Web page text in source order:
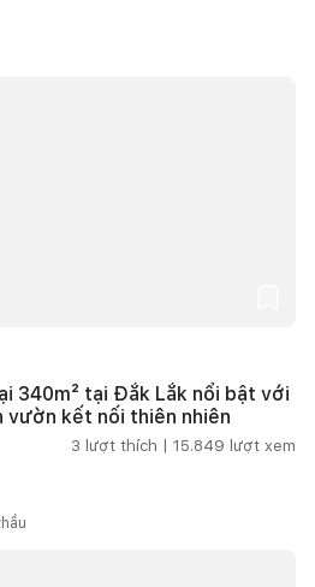
340m² tại Đắk Lắk nổi bật với
vườn kết nối thiên nhiên
3 lượt thích | 15.849 lượt xem